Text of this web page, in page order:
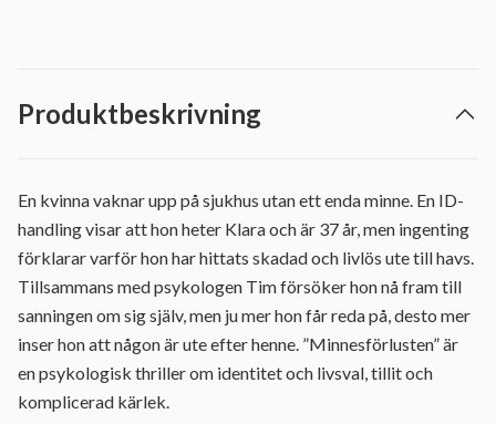
Produktbeskrivning
En kvinna vaknar upp på sjukhus utan ett enda minne. En ID-
handling visar att hon heter Klara och är 37 år, men ingenting
förklarar varför hon har hittats skadad och livlös ute till havs.
Tillsammans med psykologen Tim försöker hon nå fram till
sanningen om sig själv, men ju mer hon får reda på, desto mer
inser hon att någon är ute efter henne. ”Minnesförlusten” är
en psykologisk thriller om identitet och livsval, tillit och
komplicerad kärlek.